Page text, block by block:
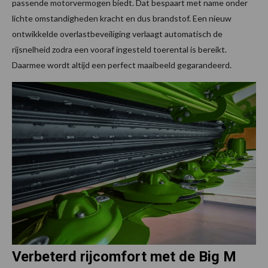
passende motorvermogen biedt. Dat bespaart met name onder
lichte omstandigheden kracht en dus brandstof. Een nieuw
ontwikkelde overlastbeveiliging verlaagt automatisch de
rijsnelheid zodra een vooraf ingesteld toerental is bereikt.
Daarmee wordt altijd een perfect maaibeeld gegarandeerd.
Verbeterd rijcomfort met de Big M